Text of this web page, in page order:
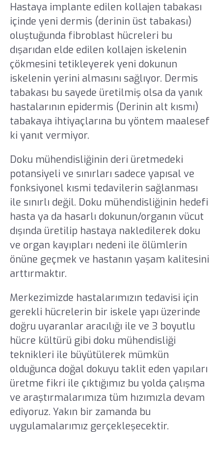
Hastaya implante edilen kollajen tabakası
içinde yeni dermis (derinin üst tabakası)
oluştuğunda fibroblast hücreleri bu
dışarıdan elde edilen kollajen iskelenin
çökmesini tetikleyerek yeni dokunun
iskelenin yerini almasını sağlıyor. Dermis
tabakası bu sayede üretilmiş olsa da yanık
hastalarının epidermis (Derinin alt kısmı)
tabakaya ihtiyaçlarına bu yöntem maalesef
ki yanıt vermiyor.
Doku mühendisliğinin deri üretmedeki
potansiyeli ve sınırları sadece yapısal ve
fonksiyonel kısmi tedavilerin sağlanması
ile sınırlı değil. Doku mühendisliğinin hedefi
hasta ya da hasarlı dokunun/organın vücut
dışında üretilip hastaya nakledilerek doku
ve organ kayıpları nedeni ile ölümlerin
önüne geçmek ve hastanın yaşam kalitesini
arttırmaktır.
Merkezimizde hastalarımızın tedavisi için
gerekli hücrelerin bir iskele yapı üzerinde
doğru uyaranlar aracılığı ile ve 3 boyutlu
hücre kültürü gibi doku mühendisliği
teknikleri ile büyütülerek mümkün
olduğunca doğal dokuyu taklit eden yapıları
üretme fikri ile çıktığımız bu yolda çalışma
ve araştırmalarımıza tüm hızımızla devam
ediyoruz. Yakın bir zamanda bu
uygulamalarımız gerçekleşecektir.